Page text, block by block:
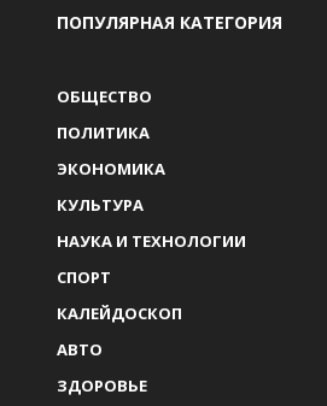
ПОПУЛЯРНАЯ КАТЕГОРИЯ
ОБЩЕСТВО
ПОЛИТИКА
ЭКОНОМИКА
КУЛЬТУРА
НАУКА И ТЕХНОЛОГИИ
СПОРТ
КАЛЕЙДОСКОП
АВТО
ЗДОРОВЬЕ